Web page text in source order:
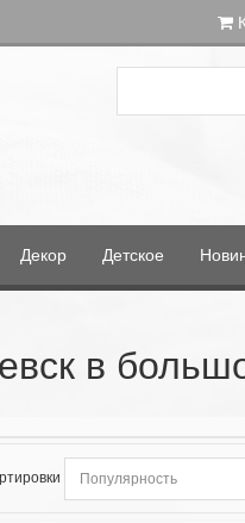
Декор Детское
в